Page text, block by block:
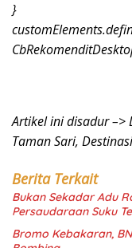
}
Artikel ini disadur –>
Taman Sari,
Berita Terkait
Bukan Sekadar Adu
Persaudaraan Suku
Bromo Kebakaran,